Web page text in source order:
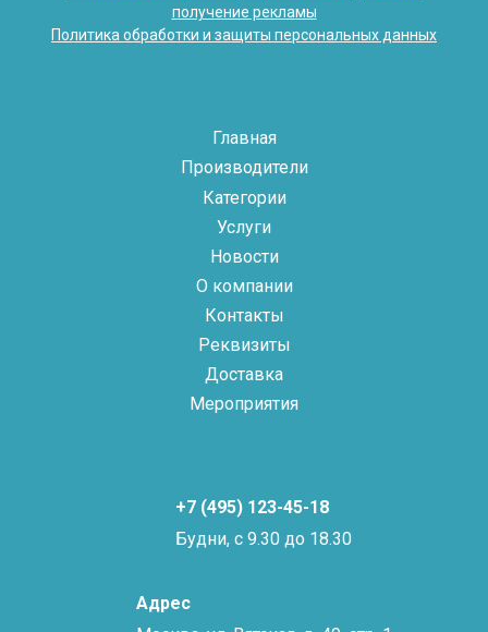
получение рекламы
Политика обработки и защиты персональных данных
Главная
Производители
Категории
Услуги
Новости
О компании
Контакты
Реквизиты
Доставка
Мероприятия
+7 (495) 123-45-18
Будни, с 9.30 до 18.30
Адрес